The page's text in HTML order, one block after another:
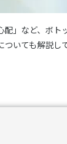
配」など、ボト
ついても解説し